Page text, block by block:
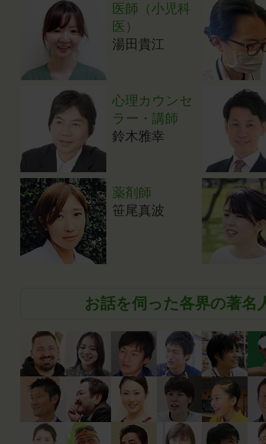
医師（小児科
医）
湯田貴江
心理カウンセ
ラー・講師
鈴木雅幸
薬剤師
笹尾真波
お話を伺った各界の著名